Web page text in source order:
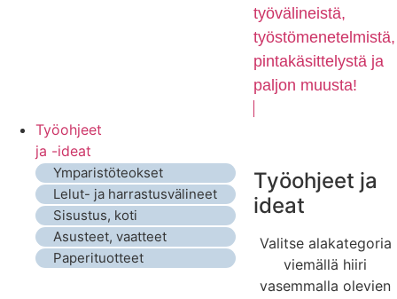
työvälineistä,
työstömenetelmistä,
pintakäsittelystä ja
paljon muusta!
Työohjeet
ja -ideat
Ymparistöteokset
Lelut- ja harrastusvälineet
Sisustus, koti
Asusteet, vaatteet
Paperituotteet
Työohjeet ja
ideat
Valitse alakategoria
viemällä hiiri
vasemmalla olevien